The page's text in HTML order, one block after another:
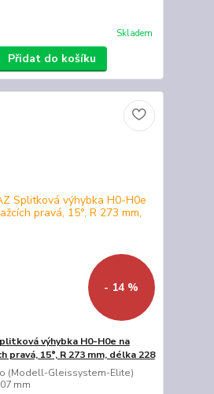
Skladem
Přidat do košíku
- 14 %
výhybka H0-H0e na
pravá, 15°, R 273 mm, délka 228
(Modell-Gleissystem-Elite)
mm